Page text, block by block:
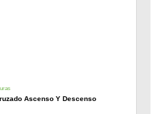
Ascenso Y Descenso